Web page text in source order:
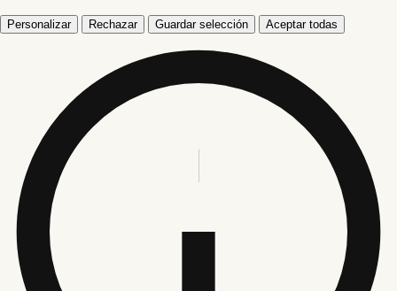
Personalizar Rechazar Guardar selección Aceptar todas